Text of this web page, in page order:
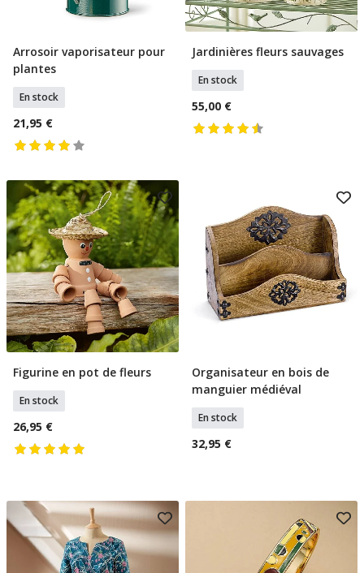
Ajouter Au Panier
Arrosoir vaporisateur pour
plantes
En stock
21,95 €
Ajouter Au Panier
Jardinières fleurs sauvages
En stock
55,00 €
Ajouter Au Panier
Figurine en pot de fleurs
En stock
26,95 €
Ajouter Au Panier
Organisateur en bois de
manguier médiéval
En stock
32,95 €